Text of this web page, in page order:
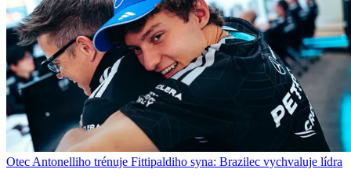
Otec Antonelliho trénuje Fittipaldiho syna: Brazilec vychvaluje lídra